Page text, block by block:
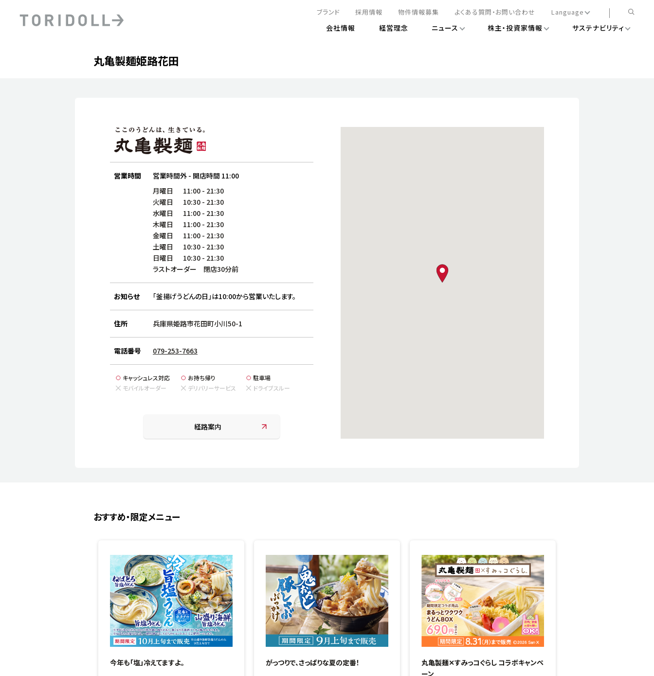
PRニュース
中長期経営計画
粟田社長が語るトリドールDX
DXビジョン2028
株式取扱規則
ライブラリ
ステークホルダーとの
コミュニケーション
エネルギー使用量の削減
人と社会とともに
リスク情報
ブランド 採用情報 物件情報募集 よくある質問・お問い合わせ
Language
日本語
会社情報 経営理念 ニュース 株主・投資家情報 サステナビリティ
丸亀製麺姫路花田
営業時間 営業時間外 - 開店時間 11:00
月曜日 11:00 - 21:30
火曜日
10:30 - 21:30
水曜日
11:00 - 21:30
木曜日
11:00 - 21:30
金曜日
11:00 - 21:30
土曜日
10:30 - 21:30
日曜日
10:30 - 21:30
ラストオーダー 閉店30分前
お知らせ 「釜揚げうどんの日」は10:00から営業いたします。
住所 兵庫県姫路市花田町小川50-1
電話番号 079-253-7663
キャッシュレス対応 お持ち帰り
駐車場
モバイルオーダー
デリバリーサービス ドライブスルー
経路案内
map pin
おすすめ・限定メニュー
今年も「塩」冷えてますよ。 がっつりで、さっぱりな夏の定番！
丸亀製麺✕すみっコぐらし コラボキャンペ
ーン